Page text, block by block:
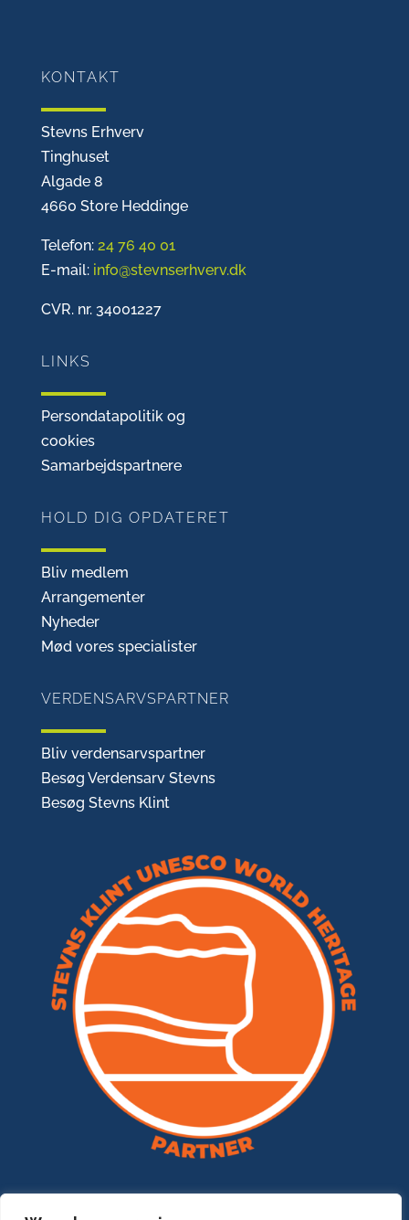
KONTAKT
Stevns Erhverv
Tinghuset
Algade 8
4660 Store Heddinge
Telefon: 24 76 40 01
E-mail: info@stevnserhverv.dk
CVR. nr. 34001227
LINKS
Persondatapolitik og
cookies
Samarbejdspartnere
HOLD DIG OPDATERET
Bliv medlem
Arrangementer
Nyheder
Mød vores specialister
VERDENSARVSPARTNER
Bliv verdensarvspartner
Besøg Verdensarv Stevns
Besøg Stevns Klint